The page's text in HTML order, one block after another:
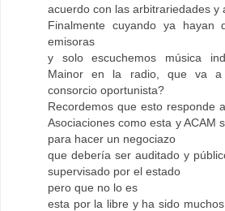
acuerdo con las arbitrariedades y
Finalmente cuyando ya hayan
emisoras
y solo escuchemos música
Mainor en la radio, que va a
consorcio oportunista?
Recordemos que esto responde
Asociaciones como esta y ACAM
para hacer un negociazo
que debería ser auditado y
supervisado por el estado
pero que no lo es
esta por la libre y ha sido